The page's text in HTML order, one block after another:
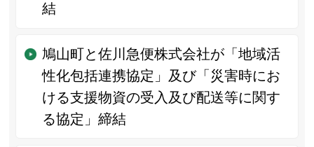
結
鳩山町と佐川急便株式会社が「地域活
性化包括連携協定」及び「災害時にお
ける支援物資の受入及び配送等に関す
る協定」締結